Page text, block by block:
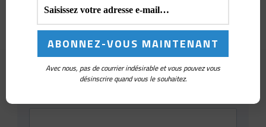
Avec nous, pas de courrier indésirable et vous pouvez vous
désinscrire quand vous le souhaitez.